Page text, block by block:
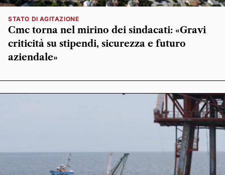
STATO DI AGITAZIONE
Cmc torna nel mirino dei sindacati: «Gravi
criticità su stipendi, sicurezza e futuro
aziendale»